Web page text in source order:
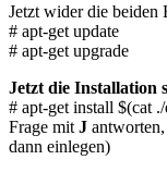
Jetzt wider die beiden
# apt-get update
# apt-get upgrade
Jetzt die Installation
# apt-get install $(cat
Frage mit J
dann einlegen)